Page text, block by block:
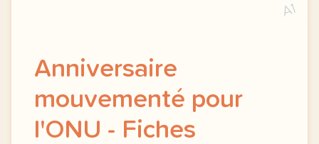
A1
Anniversaire
mouvementé pour
l'ONU - Fiches